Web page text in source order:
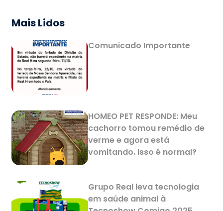
Mais Lidos
Comunicado Importante
HOMEO PET RESPONDE: Meu
cachorro tomou remédio de
verme e agora está
vomitando. Isso é normal?
Grupo Real leva tecnologia
em saúde animal à